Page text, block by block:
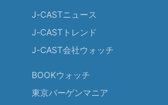
J-CASTニュース
J-CASTトレンド
J-CAST会社ウォッチ
BOOKウォッチ
東京バーゲンマニア